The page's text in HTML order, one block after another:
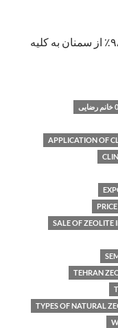
لطفا برای صادرات زئولیت کلینوپتیلولیت ۹۸٪ از سمنان به کلیه
APPLICATION OF
SALE OF ZEOLITE
TEHRAN
TYPES OF NATURAL